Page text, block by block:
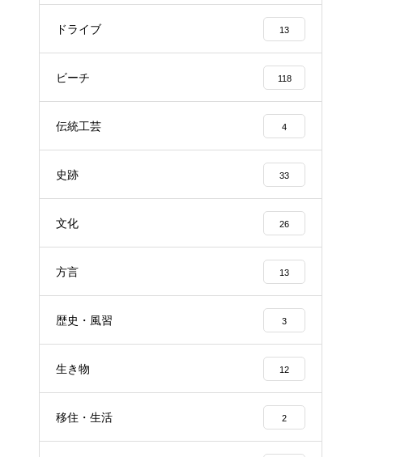
ドライブ 13
ビーチ 118
伝統工芸 4
史跡 33
文化 26
方言 13
歴史・風習 3
生き物 12
移住・生活 2